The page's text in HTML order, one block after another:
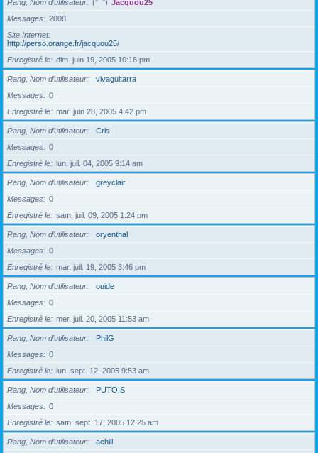
Rang, Nom d’utilisateur (°_°) Jacquou25
Messages
2008
Site Internet
http://perso.orange.fr/jacquou25/
Enregistré le
dim. juin 19, 2005 10:18 pm
Rang, Nom d’utilisateur
vivaguitarra
Messages
0
Enregistré le
mar. juin 28, 2005 4:42 pm
Rang, Nom d’utilisateur
Cris
Messages
0
Enregistré le
lun. juil. 04, 2005 9:14 am
Rang, Nom d’utilisateur
greyclair
Messages
0
Enregistré le
sam. juil. 09, 2005 1:24 pm
Rang, Nom d’utilisateur
oryenthal
Messages
0
Enregistré le
mar. juil. 19, 2005 3:46 pm
Rang, Nom d’utilisateur
ouide
Messages
0
Enregistré le
mer. juil. 20, 2005 11:53 am
Rang, Nom d’utilisateur
PhilG
Messages
0
Enregistré le
lun. sept. 12, 2005 9:53 am
Rang, Nom d’utilisateur
PUTOIS
Messages
0
Enregistré le
sam. sept. 17, 2005 12:25 am
Rang, Nom d’utilisateur
achill